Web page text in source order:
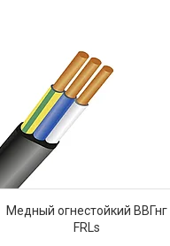
Медный огнестойкий ВВГнг
FRLs